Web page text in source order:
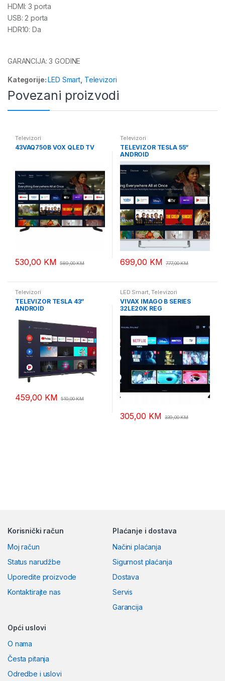
HDMI: 3 porta
USB: 2 porta
HDR10: Da
GARANCIJA: 3 GODINE
Kategorije:LED Smart Televizori
Povezani proizvodi
Televizori
43VAQ750B VOX QLED TV
530,00 KM 589,00KM
Televizori
TELEVIZOR TESLA 55”
ANDROID
699,00 KM 777,00KM
Televizori
TELEVIZOR TESLA 43”
ANDROID
459,00 KM 510,00KM
LED Smart,Televizori
VIVAX IMAGO B SERIES
32LE20K REG
305,00 KM 339,00KM
Korisnički račun
Moj račun
Status narudžbe
Uporedite proizvode
Kontaktirajte nas
Plaćanje i dostava
Načini plaćanja
Sigurnost plaćanja
Dostava
Servis
Garancija
Opći uslovi
O nama
Česta pitanja
Odredbe i uslovi